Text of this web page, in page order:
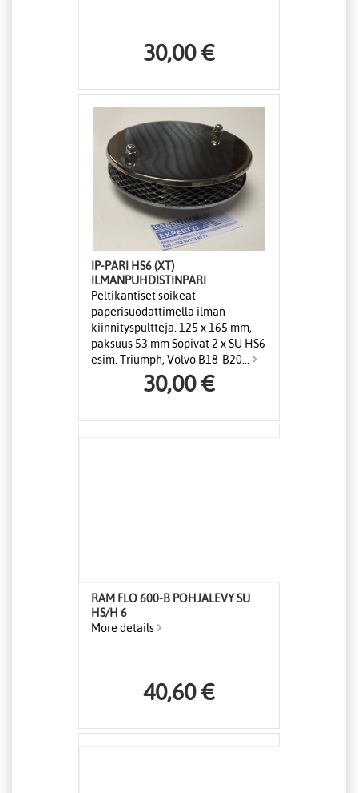
30,00 €
IP-PARI HS6 (XT)
ILMANPUHDISTINPARI
Peltikantiset soikeat
paperisuodattimella ilman
kiinnityspultteja. 125 x 165 mm,
paksuus 53 mm Sopivat 2 x SU HS6
esim. Triumph, Volvo B18-B20...
30,00 €
RAM FLO 600-B POHJALEVY SU
HS/H 6
More details
40,60 €